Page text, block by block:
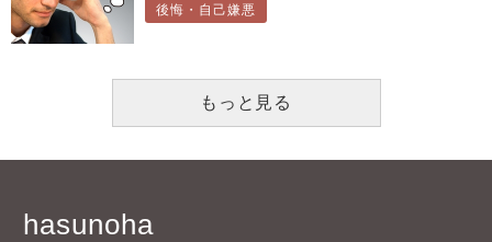
後悔・自己嫌悪
もっと見る
hasunoha